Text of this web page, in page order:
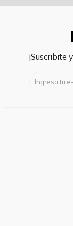
¡Suscribite